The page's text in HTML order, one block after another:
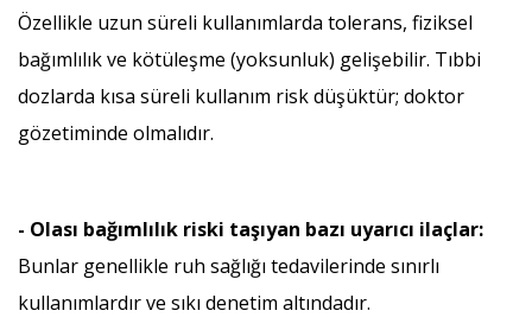
Özellikle uzun süreli kullanımlarda tolerans, fiziksel
bağımlılık ve kötüleşme (yoksunluk) gelişebilir. Tıbbi
dozlarda kısa süreli kullanım risk düşüktür; doktor
gözetiminde olmalıdır.
- Olası bağımlılık riski taşıyan bazı uyarıcı ilaçlar:
Bunlar genellikle ruh sağlığı tedavilerinde sınırlı
kullanımlardır ve sıkı denetim altındadır.